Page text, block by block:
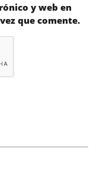
y web en
que comente.